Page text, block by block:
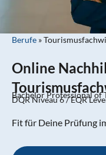
Berufe »
Online
Bachelor Professional of
DQR Niveau 6 / EQR
Fit für Deine Prüfung